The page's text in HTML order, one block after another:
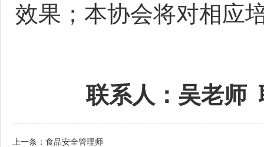
效果；本协会将对相应
联系人：吴老师 联
上一条： 食品安全管理师